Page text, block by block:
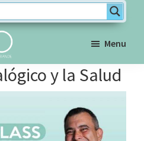
Menu
y la Salud